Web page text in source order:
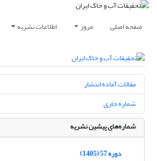
صفحه اصلی مرور اطلاعات نشریه
مقالات آماده انتشار
شماره جاری
شماره‌های پیشین نشریه
دوره 57 (1405)